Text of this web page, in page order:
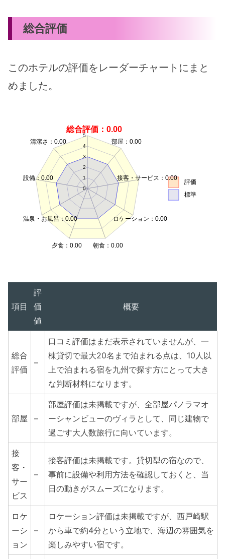
総合評価
このホテルの評価をレーダーチャートにまと
めました。
0
1
2
3
4
5
総合評価：0.00
部屋：0.00
接客・サービス：0.00
ロケーション：0.00
朝食：0.00
夕食：0.00
温泉・お風呂：0.00
設備：0.00
清潔さ：0.00
評価
標準
項目
評
価
値
概要
総合
評価
–
口コミ評価はまだ表示されていませんが、一
棟貸切で最大20名まで泊まれる点は、10人以
上で泊まれる宿を九州で探す方にとって大き
な判断材料になります。
部屋 –
部屋評価は未掲載ですが、全部屋パノラマオ
ーシャンビューのヴィラとして、同じ建物で
過ごす大人数旅行に向いています。
接
客・
サー
ビス
–
接客評価は未掲載です。貸切型の宿なので、
事前に設備や利用方法を確認しておくと、当
日の動きがスムーズになります。
ロケ
ーシ
ョン
–
ロケーション評価は未掲載ですが、西戸崎駅
から車で約4分という立地で、海辺の雰囲気を
楽しみやすい宿です。